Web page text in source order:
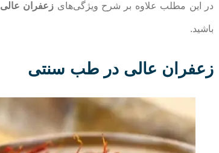
در این مطلب علاوه بر شرح ویژگی‌های زعفران عالی
باشید.
زعفران عالی در طب سنتی